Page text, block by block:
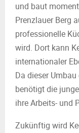
und baut
Prenzlauer Berg
professionelle
wird. Dort kann
internationaler
Da dieser
benötigt die
ihre Arbeits- und
Zukünftig wird